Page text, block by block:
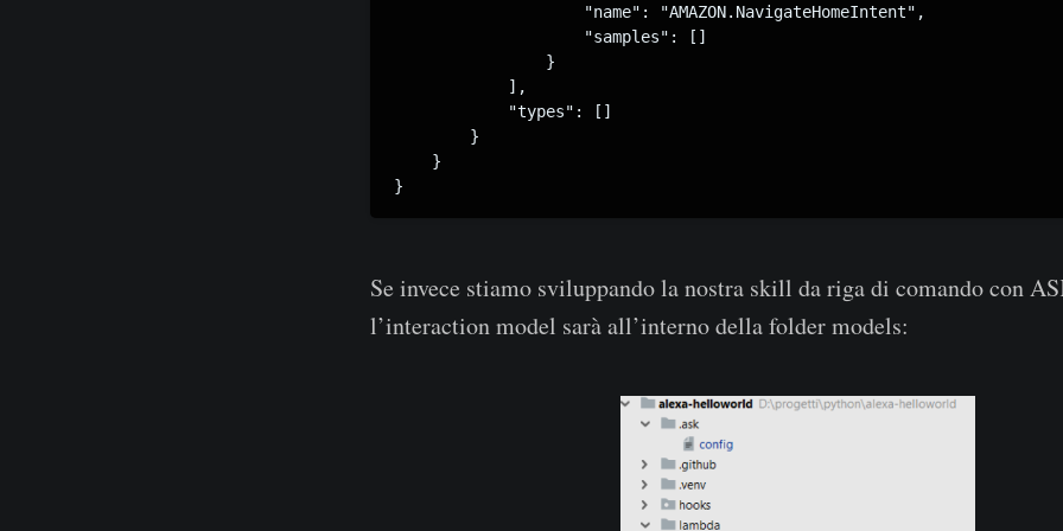
                    "name": "AMAZON.NavigateHomeIntent",
                    "samples": []
                }
            ],
            "types": []
        }
    }
}
Se invece stiamo sviluppando la nostra skill da riga di comando con
l’interaction model sarà all’interno della folder models: